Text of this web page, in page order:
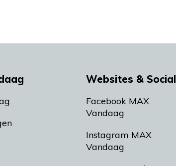
Websites & Social
Facebook MAX
Vandaag
Instagram MAX
Vandaag